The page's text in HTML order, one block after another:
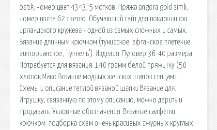
batik, номер цвет 4343, 5 мотков. Пряжа angora gold simli,
номер цвета 62 светло. Обучающий сайт для поклонников
ирландского кружева - одной из самых сложных и самых.
Вязание длинным крючком (тунисское, афганское плетение,
викторианское, 'туннель'). Изделия. Пуловер 36-40 размера
Потребуется для вязания: 140 грамм белой пряжи ivy (50
хлопок Мако Вязание модных женских шапок спицами
Схемы и описание теплой вязаной шапки Вязание для.
Игрушку, связанную по этому описанию, можно дарить и
продавать. Условные обозначения. Вязаные салфетки
крючком: подборка схем очень красивых ажурных круглых